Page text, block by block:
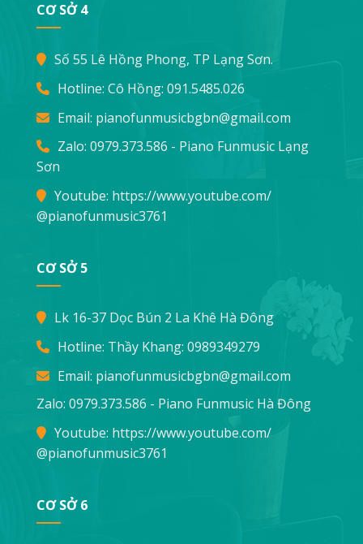
CƠ SỞ 4
Số 55 Lê Hồng Phong, TP Lạng Sơn.
Hotline: Cô Hồng: 091.5485.026
Email: pianofunmusicbgbn@gmail.com
Zalo: 0979.373.586 - Piano Funmusic Lạng
Sơn
Youtube: https://www.youtube.com/
@pianofunmusic3761
CƠ SỞ 5
Lk 16-37 Dọc Bún 2 La Khê Hà Đông
Hotline: Thầy Khang: 0989349279
Email: pianofunmusicbgbn@gmail.com
Zalo: 0979.373.586 - Piano Funmusic Hà Đông
Youtube: https://www.youtube.com/
@pianofunmusic3761
CƠ SỞ 6